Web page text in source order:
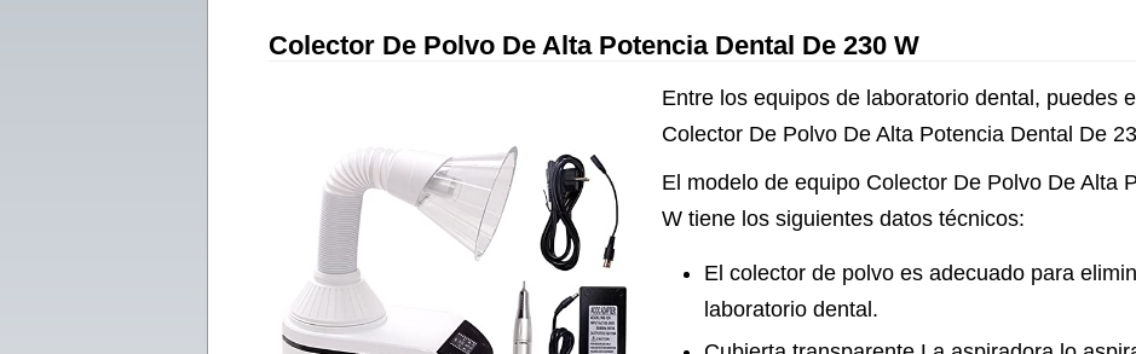
Colector De Polvo De Alta Potencia Dental De 230 W
Entre los equipos de laboratorio dental, puedes
Colector De Polvo De Alta Potencia Dental De
El modelo de equipo Colector De Polvo De Alta
W tiene los siguientes datos técnicos:
El colector de polvo es adecuado para
laboratorio dental.